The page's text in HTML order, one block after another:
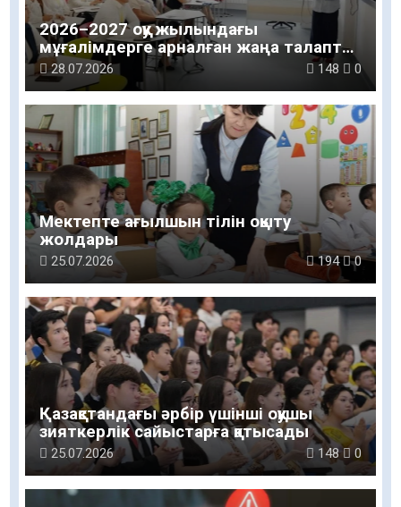
2026–2027 оқу жылындағы
мұғалімдерге арналған жаңа талаптар
таныстырылды
28.07.2026 148 0
Мектепте ағылшын тілін оқыту
жолдары
25.07.2026 194 0
Қазақстандағы әрбір үшінші оқушы
зияткерлік сайыстарға қатысады
25.07.2026 148 0